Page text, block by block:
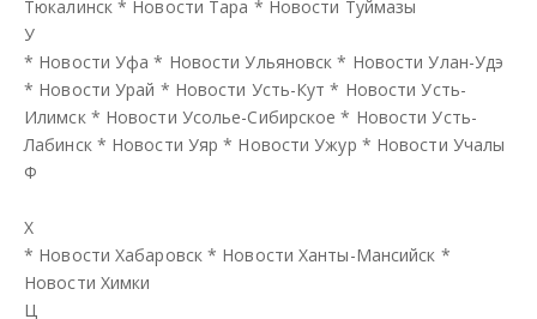
Тюкалинск* Новости Тара * Новости Туймазы
У
* Новости Уфа * Новости Ульяновск * Новости Улан-Удэ
* Новости Урай * Новости Усть-Кут * Новости Усть-
Илимск* Новости Усолье-Сибирское * Новости Усть-
Лабинск* Новости Уяр * Новости Ужур * Новости Учалы
Ф
Х
* Новости Хабаровск* Новости Ханты-Мансийск *
Новости Химки
Ц